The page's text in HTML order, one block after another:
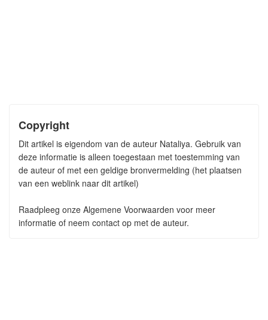
Copyright
Dit artikel is eigendom van de auteur Nataliya. Gebruik van
deze informatie is alleen toegestaan met toestemming van
de auteur of met een geldige bronvermelding (het plaatsen
van een weblink naar dit artikel)
Raadpleeg onze Algemene Voorwaarden voor meer
informatie of neem contact op met de auteur.